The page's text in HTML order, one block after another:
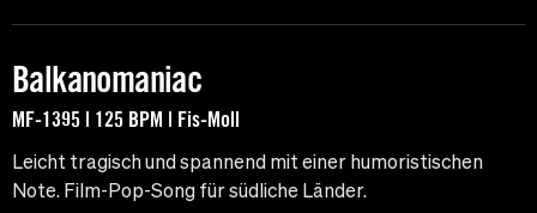
Balkanomaniac
MF-1395 | 125 BPM | Fis-Moll
Leicht tragisch und spannend mit einer humoristischen
Note. Film-Pop-Song für südliche Länder.